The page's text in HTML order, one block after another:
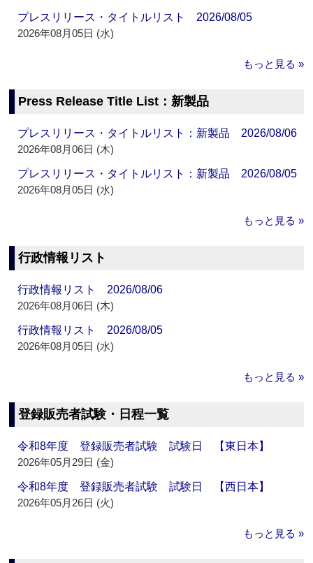
プレスリリース・タイトルリスト 2026/08/05
2026年08月05日 (水)
もっと見る »
Press Release Title List：新製品
プレスリリース・タイトルリスト：新製品 2026/08/06
2026年08月06日 (木)
プレスリリース・タイトルリスト：新製品 2026/08/05
2026年08月05日 (水)
もっと見る »
行政情報リスト
行政情報リスト 2026/08/06
2026年08月06日 (木)
行政情報リスト 2026/08/05
2026年08月05日 (水)
もっと見る »
登録販売者試験・日程一覧
令和8年度 登録販売者試験 試験日 【東日本】
2026年05月29日 (金)
令和8年度 登録販売者試験 試験日 【西日本】
2026年05月26日 (火)
もっと見る »